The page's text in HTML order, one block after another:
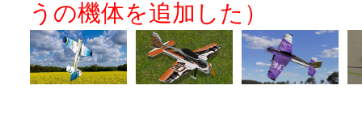
うの機体を追加した）